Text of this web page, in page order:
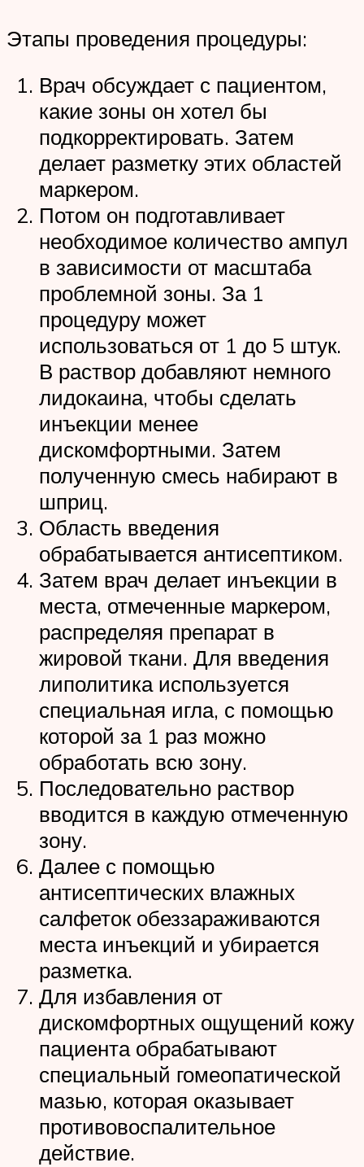
Этапы проведения процедуры:
Врач обсуждает с пациентом,
какие зоны он хотел бы
подкорректировать. Затем
делает разметку этих областей
маркером.
Потом он подготавливает
необходимое количество ампул
в зависимости от масштаба
проблемной зоны. За 1
процедуру может
использоваться от 1 до 5 штук.
В раствор добавляют немного
лидокаина, чтобы сделать
инъекции менее
дискомфортными. Затем
полученную смесь набирают в
шприц.
Область введения
обрабатывается антисептиком.
Затем врач делает инъекции в
места, отмеченные маркером,
распределяя препарат в
жировой ткани. Для введения
липолитика используется
специальная игла, с помощью
которой за 1 раз можно
обработать всю зону.
Последовательно раствор
вводится в каждую отмеченную
зону.
Далее с помощью
антисептических влажных
салфеток обеззараживаются
места инъекций и убирается
разметка.
Для избавления от
дискомфортных ощущений кожу
пациента обрабатывают
специальный гомеопатической
мазью, которая оказывает
противовоспалительное
действие.